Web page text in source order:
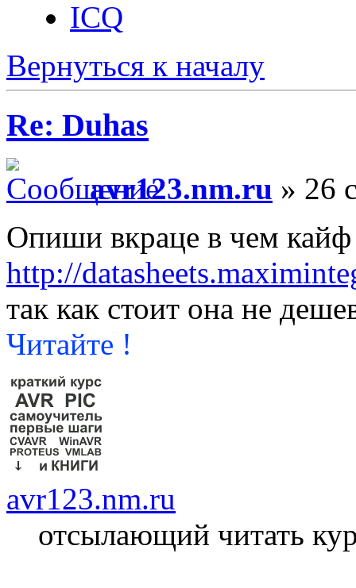
ICQ
Вернуться к началу
Re: Duhas
avr123.nm.ru » 26
Опиши вкраце в чем
http://
так как стоит она не
Читайте !
avr123.nm.ru
отсылающий читать